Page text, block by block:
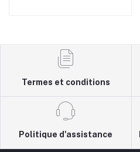
Termes et conditions
Politique d'assistance